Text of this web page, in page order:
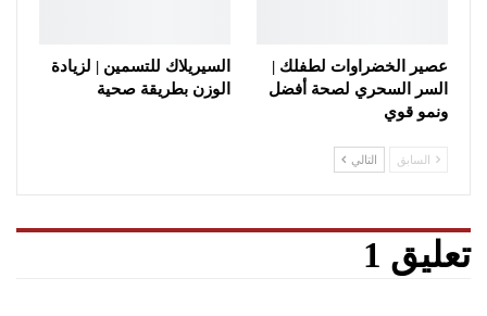
عصير الخضراوات لطفلك |
السر السحري لصحة أفضل
ونمو قوي
السيريلاك للتسمين | لزيادة
الوزن بطريقة صحية
السابق التالي
تعليق 1